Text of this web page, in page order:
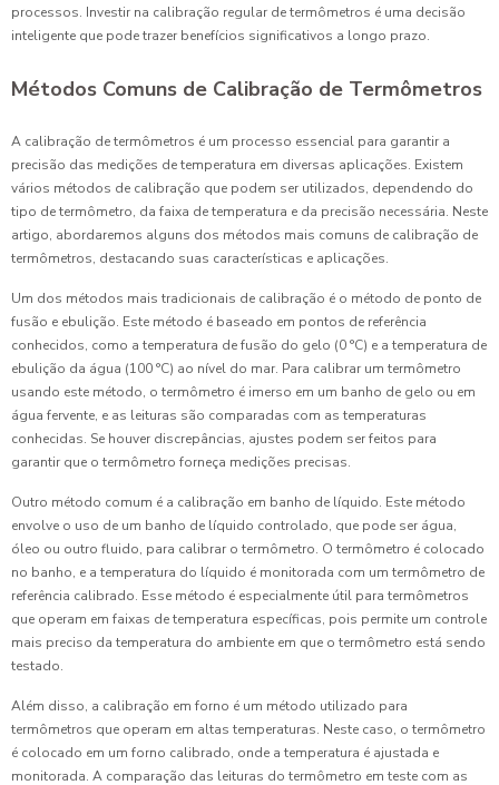
processos. Investir na calibração regular de termômetros é uma decisão
inteligente que pode trazer benefícios significativos a longo prazo.
Métodos Comuns de Calibração de Termômetros
A calibração de termômetros é um processo essencial para garantir a
precisão das medições de temperatura em diversas aplicações. Existem
vários métodos de calibração que podem ser utilizados, dependendo do
tipo de termômetro, da faixa de temperatura e da precisão necessária. Neste
artigo, abordaremos alguns dos métodos mais comuns de calibração de
termômetros, destacando suas características e aplicações.
Um dos métodos mais tradicionais de calibração é o método de ponto de
fusão e ebulição. Este método é baseado em pontos de referência
conhecidos, como a temperatura de fusão do gelo (0 °C) e a temperatura de
ebulição da água (100 °C) ao nível do mar. Para calibrar um termômetro
usando este método, o termômetro é imerso em um banho de gelo ou em
água fervente, e as leituras são comparadas com as temperaturas
conhecidas. Se houver discrepâncias, ajustes podem ser feitos para
garantir que o termômetro forneça medições precisas.
Outro método comum é a calibração em banho de líquido. Este método
envolve o uso de um banho de líquido controlado, que pode ser água,
óleo ou outro fluido, para calibrar o termômetro. O termômetro é colocado
no banho, e a temperatura do líquido é monitorada com um termômetro de
referência calibrado. Esse método é especialmente útil para termômetros
que operam em faixas de temperatura específicas, pois permite um controle
mais preciso da temperatura do ambiente em que o termômetro está sendo
testado.
Além disso, a calibração em forno é um método utilizado para
termômetros que operam em altas temperaturas. Neste caso, o termômetro
é colocado em um forno calibrado, onde a temperatura é ajustada e
monitorada. A comparação das leituras do termômetro em teste com as